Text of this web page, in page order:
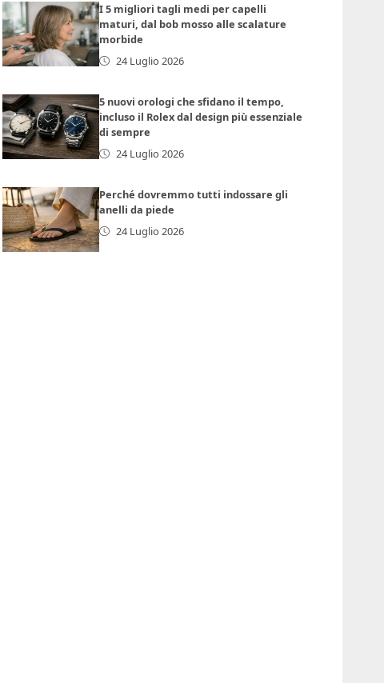
I 5 migliori tagli medi per capelli
maturi, dal bob mosso alle scalature
morbide
24 Luglio 2026
5 nuovi orologi che sfidano il tempo,
incluso il Rolex dal design più essenziale
di sempre
24 Luglio 2026
Perché dovremmo tutti indossare gli
anelli da piede
24 Luglio 2026